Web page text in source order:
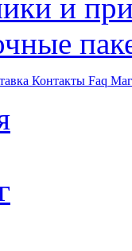
и
Контакты Faq